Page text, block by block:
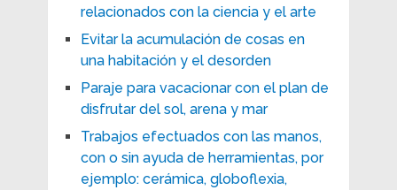
relacionados con la ciencia y el arte
Evitar la acumulación de cosas en
una habitación y el desorden
Paraje para vacacionar con el plan de
disfrutar del sol, arena y mar
Trabajos efectuados con las manos,
con o sin ayuda de herramientas, por
ejemplo: cerámica, globoflexia,